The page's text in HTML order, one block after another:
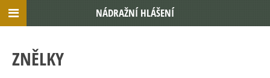
ZNĚLKY
NÁDRAŽNÍ HLÁŠENÍ